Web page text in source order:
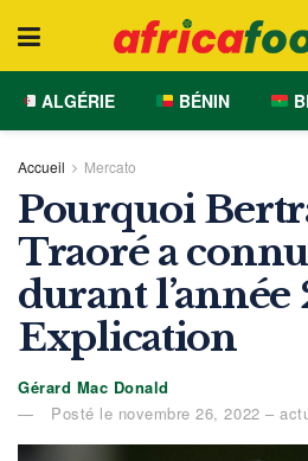
ALGÉRIE BÉNIN
Accueil Mercato
Pourquoi
Traoré a
durant l’année
Explication
Gérard Mac Donald
Posté le novembre 26, 2022 –